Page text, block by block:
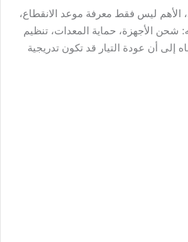
الأهم ليس فقط معرفة موعد الانقطاع،
شحن الأجهزة، حماية المعدات، تنظيم
إلى أن عودة التيار قد تكون تدريجية